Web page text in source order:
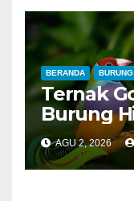
Merah
BERANDA BURUNG
Ternak
Burung
AGU 2, 2026